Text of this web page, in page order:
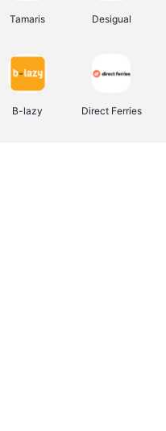
Tamaris Desigual
B-lazy Direct Ferries